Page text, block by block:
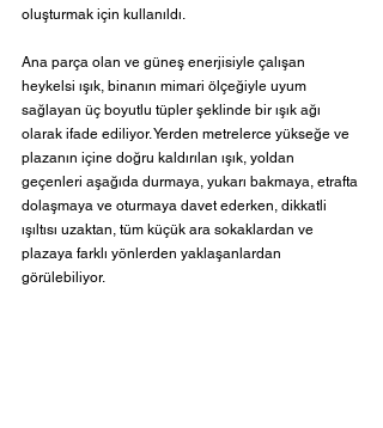
oluşturmak için kullanıldı.
Ana parça olan ve güneş enerjisiyle çalışan
heykelsi ışık, binanın mimari ölçeğiyle uyum
sağlayan üç boyutlu tüpler şeklinde bir ışık ağı
olarak ifade ediliyor. Yerden metrelerce yükseğe ve
plazanın içine doğru kaldırılan ışık, yoldan
geçenleri aşağıda durmaya, yukarı bakmaya, etrafta
dolaşmaya ve oturmaya davet ederken, dikkatli
ışıltısı uzaktan, tüm küçük ara sokaklardan ve
plazaya farklı yönlerden yaklaşanlardan
görülebiliyor.